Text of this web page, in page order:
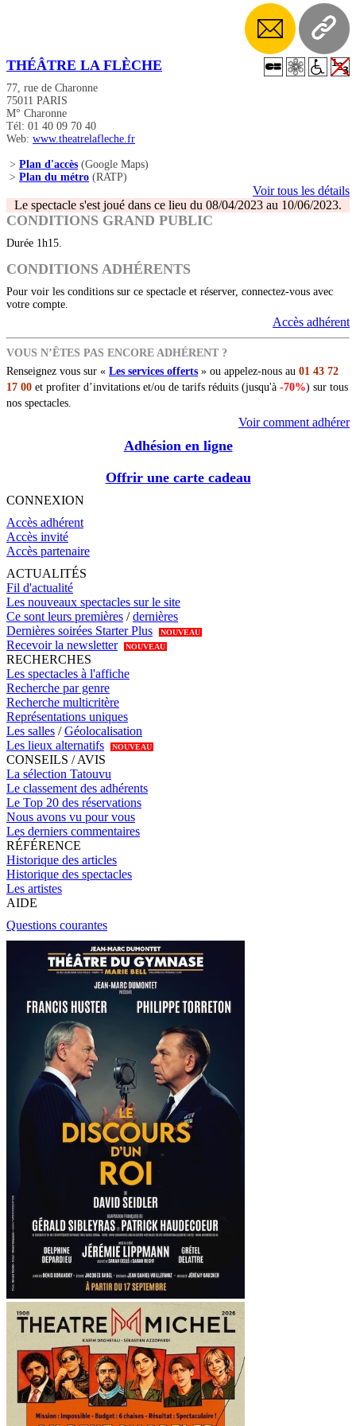
THÉÂTRE LA FLÈCHE
77, rue de Charonne
75011 PARIS
M° Charonne
Tél: 01 40 09 70 40
Web: www.theatrelafleche.fr
> Plan d'accès (Google Maps)
> Plan du métro (RATP)
Voir tous les détails
Le spectacle s'est joué dans ce lieu du 08/04/2023 au 10/06/2023.
CONDITIONS GRAND PUBLIC
Durée 1h15.
CONDITIONS ADHÉRENTS
Pour voir les conditions sur ce spectacle et réserver, connectez-vous avec
votre compte.
Accès adhérent
VOUS N’ÊTES PAS ENCORE ADHÉRENT ?
Renseignez vous sur « Les services offerts » ou appelez-nous au 01 43 72
17 00 et profiter d’invitations et/ou de tarifs réduits (jusqu'à -70%) sur tous
nos spectacles.
Voir comment adhérer
Adhésion en ligne
Offrir une carte cadeau
CONNEXION
Accès adhérent
Accès invité
Accès partenaire
ACTUALITÉS
Fil d'actualité
Les nouveaux spectacles sur le site
Ce sont leurs premières /dernières
Dernières soirées Starter Plus
NOUVEAU
Recevoir la newsletter NOUVEAU
RECHERCHES
Les spectacles à l'affiche
Recherche par genre
Recherche multicritère
Représentations uniques
Les salles /Géolocalisation
Les lieux alternatifs
NOUVEAU
CONSEILS / AVIS
La sélection Tatouvu
Le classement des adhérents
Le Top 20 des réservations
Nous avons vu pour vous
Les derniers commentaires
RÉFÉRENCE
Historique des articles
Historique des spectacles
Les artistes
AIDE
Questions courantes